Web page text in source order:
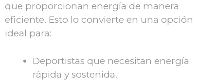
que proporcionan energía de manera
eficiente. Esto lo convierte en una opción
ideal para:
Deportistas que necesitan energía
rápida y sostenida.